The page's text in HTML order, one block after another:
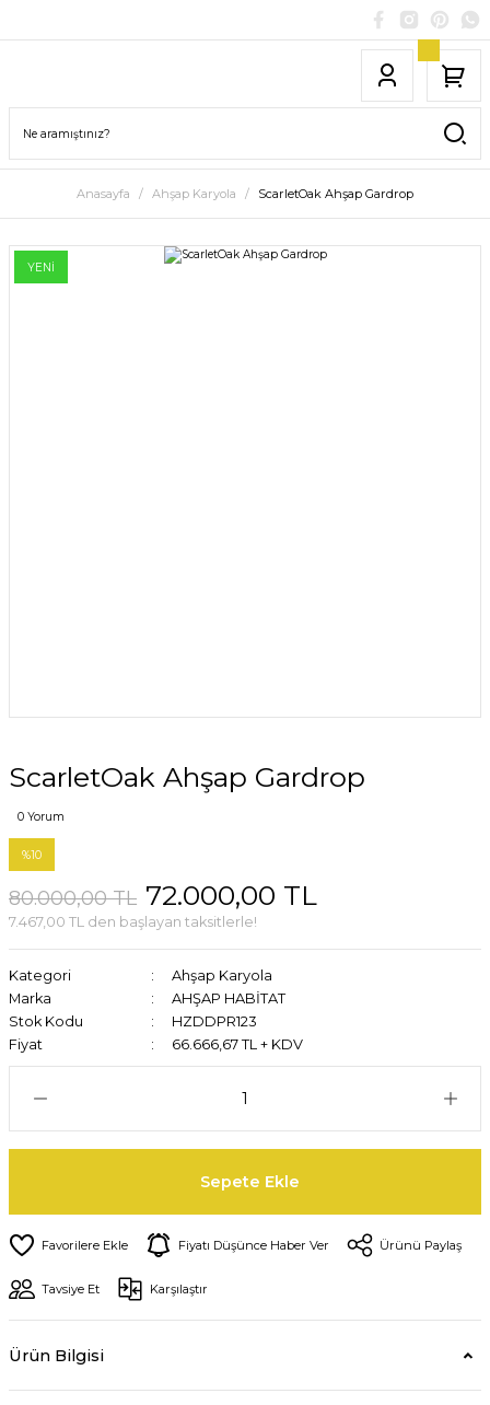
Anasayfa Ahşap Karyola ScarletOak Ahşap Gardrop
YENİ
ScarletOak Ahşap Gardrop
0 Yorum
%10
80.000,00 TL 72.000,00 TL
7.467,00 TL den başlayan taksitlerle!
Kategori
Ahşap Karyola
Marka
AHŞAP HABİTAT
Stok Kodu
HZDDPR123
Fiyat
66.666,67 TL + KDV
Sepete Ekle
Fiyatı Düşünce Haber Ver Ürünü Paylaş
Tavsiye Et Karşılaştır
Ürün Bilgisi